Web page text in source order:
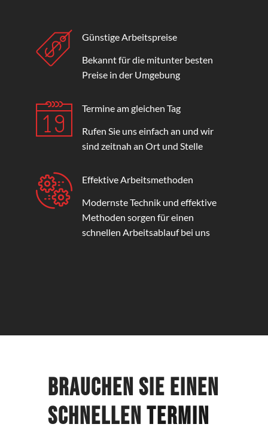
Günstige Arbeitspreise
Bekannt für die mitunter besten
Preise in der Umgebung
Termine am gleichen Tag
Rufen Sie uns einfach an und wir
sind zeitnah an Ort und Stelle
Effektive Arbeitsmethoden
Modernste Technik und effektive
Methoden sorgen für einen
schnellen Arbeitsablauf bei uns
Brauchen Sie einen
schnellen Termin